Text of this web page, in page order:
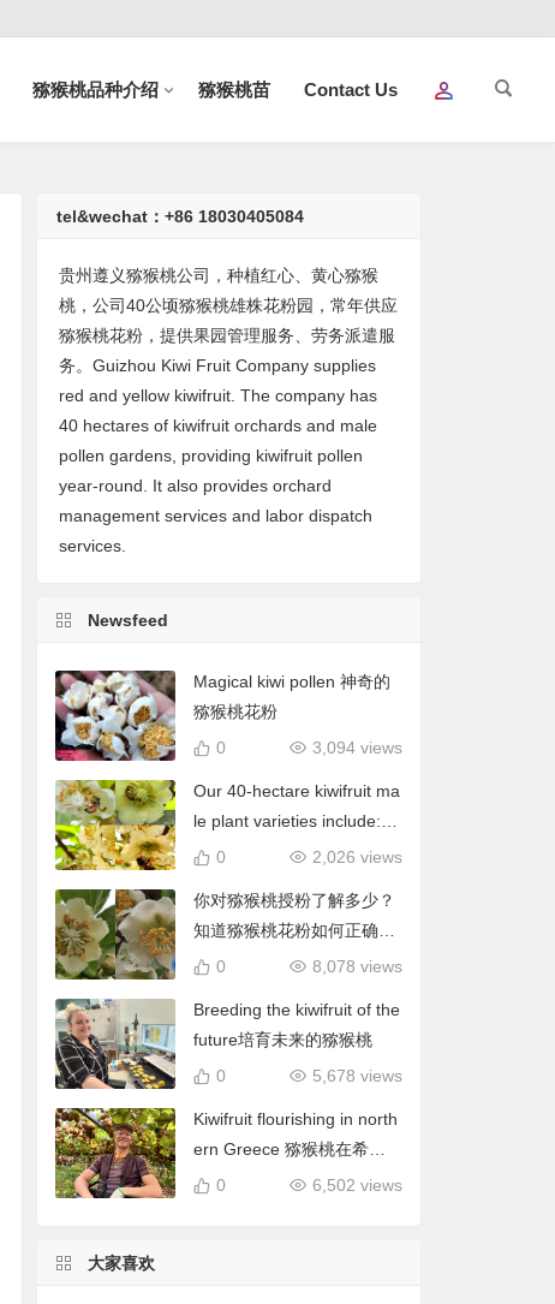
猕猴桃品种介绍 猕猴桃苗 Contact Us
tel&wechat：+86 18030405084
贵州遵义猕猴桃公司，种植红心、黄心猕猴
桃，公司40公顷猕猴桃雄株花粉园，常年供应
猕猴桃花粉，提供果园管理服务、劳务派遣服
务。Guizhou Kiwi Fruit Company supplies
red and yellow kiwifruit. The company has
40 hectares of kiwifruit orchards and male
pollen gardens, providing kiwifruit pollen
year-round. It also provides orchard
management services and labor dispatch
services.
Newsfeed
Magical kiwi pollen 神奇的
猕猴桃花粉
3,094 views
0
Our 40-hectare kiwifruit ma
le plant varieties include: C
hieftain, Matua, Tumari.我
括酋长、陶木里等
2,026 views
0
你对猕猴桃授粉了解多少？
知道猕猴桃花粉如何正确使
用吗？
8,078 views
0
Breeding the kiwifruit of the
future培育未来的猕猴桃
5,678 views
0
Kiwifruit flourishing in north
ern Greece 猕猴桃在希腊
北部蓬勃发展
6,502 views
0
大家喜欢